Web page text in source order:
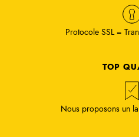
Protocole SSL =
TOP
Nous proposons un